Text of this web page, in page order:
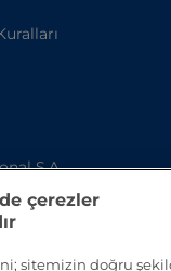
S.A.
çerezler
sitemizin doğru